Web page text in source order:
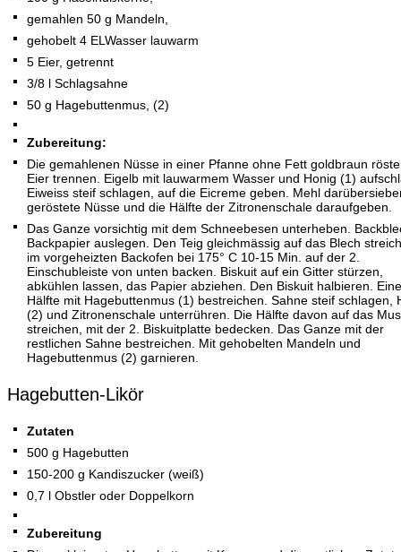
gemahlen 50 g Mandeln,
gehobelt 4 ELWasser lauwarm
5 Eier, getrennt
3/8 l Schlagsahne
50 g Hagebuttenmus, (2)
Zubereitung:
Die gemahlenen Nüsse in einer Pfanne ohne Fett goldbraun
Eier trennen. Eigelb mit lauwarmem Wasser und Honig (1)
Eiweiss steif schlagen, auf die Eicreme geben. Mehl
geröstete Nüsse und die Hälfte der Zitronenschale daraufgeben.
Das Ganze vorsichtig mit dem Schneebesen unterheben.
Backpapier auslegen. Den Teig gleichmässig auf das Blech
im vorgeheizten Backofen bei 175° C 10-15 Min. auf der 2.
Einschubleiste von unten backen. Biskuit auf ein Gitter stürzen,
abkühlen lassen, das Papier abziehen. Den Biskuit halbieren. Eine
Hälfte mit Hagebuttenmus (1) bestreichen. Sahne steif schlagen,
(2) und Zitronenschale unterrühren. Die Hälfte davon auf das Mus
streichen, mit der 2. Biskuitplatte bedecken. Das Ganze mit der
restlichen Sahne bestreichen. Mit gehobelten Mandeln und
Hagebuttenmus (2) garnieren.
Hagebutten-Likör
Zutaten
500 g Hagebutten
150-200 g Kandiszucker (weiß)
0,7 l Obstler oder Doppelkorn
Zubereitung